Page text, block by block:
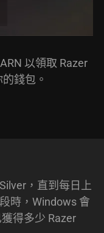
以領取 Razer
錢包。
，直到每日上
時，Windows 會
得多少 Razer